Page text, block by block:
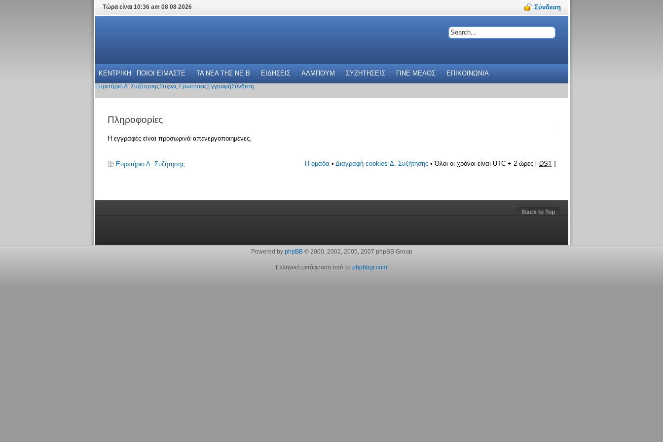
Τώρα είναι 10:36 am 08 08 2026 Σύνδεση
ΚΕΝΤΡΙΚΗ ΠΟΙΟΙ ΕΙΜΑΣΤΕ ΤΑ ΝΕΑ THΣ NE.B ΕΙΔΗΣΕΙΣ ΑΛΜΠΟΥΜ ΣΥΖΗΤΗΣΕΙΣ ΓΙΝΕ ΜΕΛΟΣ ΕΠΙΚΟΙΝΩΝΙΑ
Ευρετήριο Δ. ΣυζήτησηςΣυχνές Ερωτήσεις ΕγγραφήΣύνδεση
Πληροφορίες
Η εγγραφές είναι προσωρινά απενεργοποιημένες.
Ευρετήριο Δ. Συζήτησης Η ομάδα • Διαγραφή cookies Δ. Συζήτησης• Όλοι οι χρόνοι είναι UTC + 2 ώρες [ DST]
Back to Top
Powered by phpBB© 2000, 2002, 2005, 2007 phpBB Group
Ελληνική μετάφραση από το phpbbgr.com